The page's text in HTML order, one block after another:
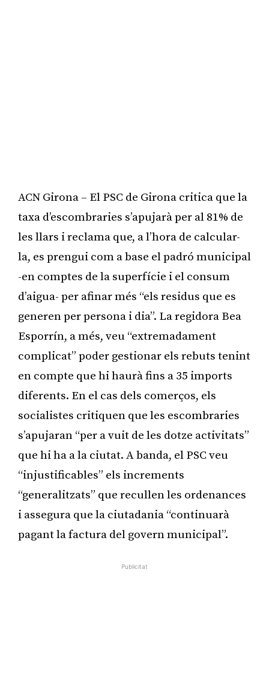
ACN Girona – El PSC de Girona critica que la
taxa d’escombraries s’apujarà per al 81% de
les llars i reclama que, a l’hora de calcular-
la, es prengui com a base el padró municipal
-en comptes de la superfície i el consum
d’aigua- per afinar més “els residus que es
generen per persona i dia”. La regidora Bea
Esporrín, a més, veu “extremadament
complicat” poder gestionar els rebuts tenint
en compte que hi haurà fins a 35 imports
diferents. En el cas dels comerços, els
socialistes critiquen que les escombraries
s’apujaran “per a vuit de les dotze activitats”
que hi ha a la ciutat. A banda, el PSC veu
“injustificables” els increments
“generalitzats” que recullen les ordenances
i assegura que la ciutadania “continuarà
pagant la factura del govern municipal”.
Publicitat